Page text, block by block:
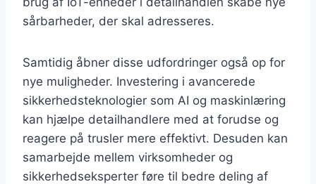
sårbarheder, der skal adresseres.
Samtidig åbner disse udfordringer også op for
nye muligheder. Investering i avancerede
sikkerhedsteknologier som AI og maskinlæring
kan hjælpe detailhandlere med at forudse og
reagere på trusler mere effektivt. Desuden kan
samarbejde mellem virksomheder og
sikkerhedseksperter føre til bedre deling af